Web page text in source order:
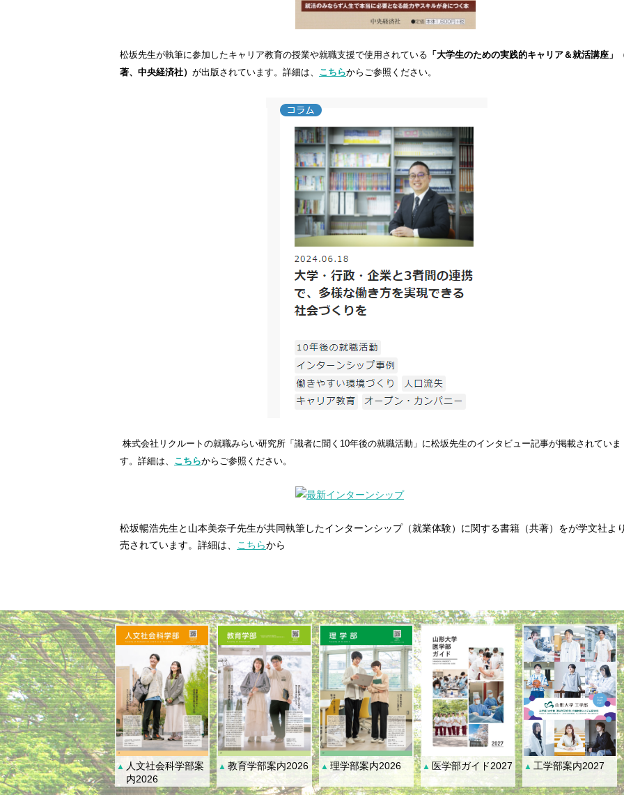
松坂先生が執筆に参加したキャリア教育の授業や就職支援で使用されている 「大学生のための実践的キャリア＆就活講座」
著、中央経済社） が出版されています。詳細は、 こちらからご参照ください。
株式会社リクルートの就職みらい研究所「識者に聞く10年後の就職活動」に松坂先生のインタビュー記事が掲載されていま
す。 詳細は、 こちらからご参照ください。
松坂暢浩先生と山本美奈子先生が共同執筆したインターンシップ（就業体験）に関する書籍（共著）をが学文社よ
売されています。詳細は、
こちらから
▲ 人文社会科学部案
内2026
▲ 教育学部案内2026 ▲ 理学部案内2026 ▲ 医学部ガイド2027 ▲ 工学部案内2027